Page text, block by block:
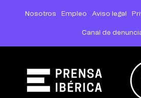
Nosotros Empleo Aviso legal
Canal de